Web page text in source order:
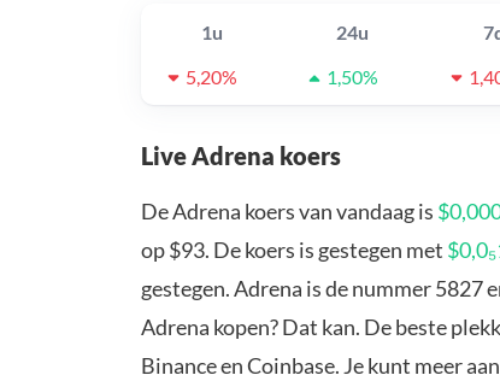
1u 24u
5,20%
1,50%
Live Adrena koers
De Adrena koers van vandaag is
op $93. De koers is gestegen met
gestegen. Adrena is de nummer
Adrena kopen? Dat kan. De beste
Binance en Coinbase. Je kunt meer